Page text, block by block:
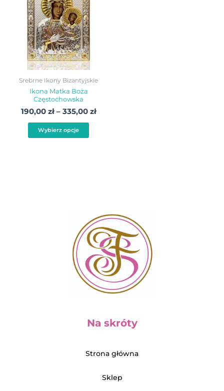
Srebrne Ikony Bizantyjskie
Ikona Matka Boża
Częstochowska
190,00 zł – 335,00 zł
Wybierz opcje
ma
wiele
wariantów.
Opcje
można
wybrać
Na skróty
Strona główna
Sklep